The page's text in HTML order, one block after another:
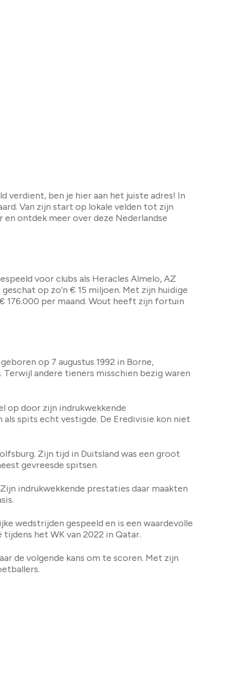
verdient, ben je hier aan het juiste adres! In
Van zijn start op lokale velden tot zijn
en ontdek meer over deze Nederlandse
voor clubs als Heracles Almelo, AZ
op zo’n € 15 miljoen. Met zijn huidige
176.000 per maand. Wout heeft zijn fortuin
op 7 augustus 1992 in Borne,
andere tieners misschien bezig waren
op door zijn indrukwekkende
spits echt vestigde. De Eredivisie kon niet
Zijn tijd in Duitsland was een groot
gevreesde spitsen.
indrukwekkende prestaties daar maakten
wedstrijden gespeeld en is een waardevolle
het WK van 2022 in Qatar.
de volgende kans om te scoren. Met zijn